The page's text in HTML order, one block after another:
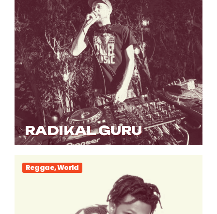
RADIKAL GURU
Reggae, World